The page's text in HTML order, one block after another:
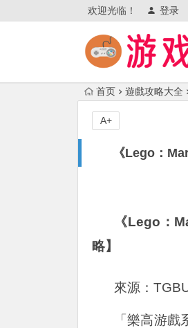
欢迎光临！ 登录
首页 遊戲攻略大全
《Lego：
A+
《Lego：
略】
來源：
「樂高游